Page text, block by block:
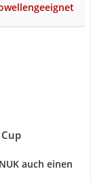
auch einen